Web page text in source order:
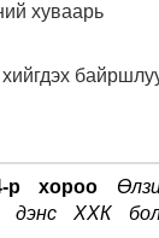
хуваарь
р хороо
дэнс ХХК